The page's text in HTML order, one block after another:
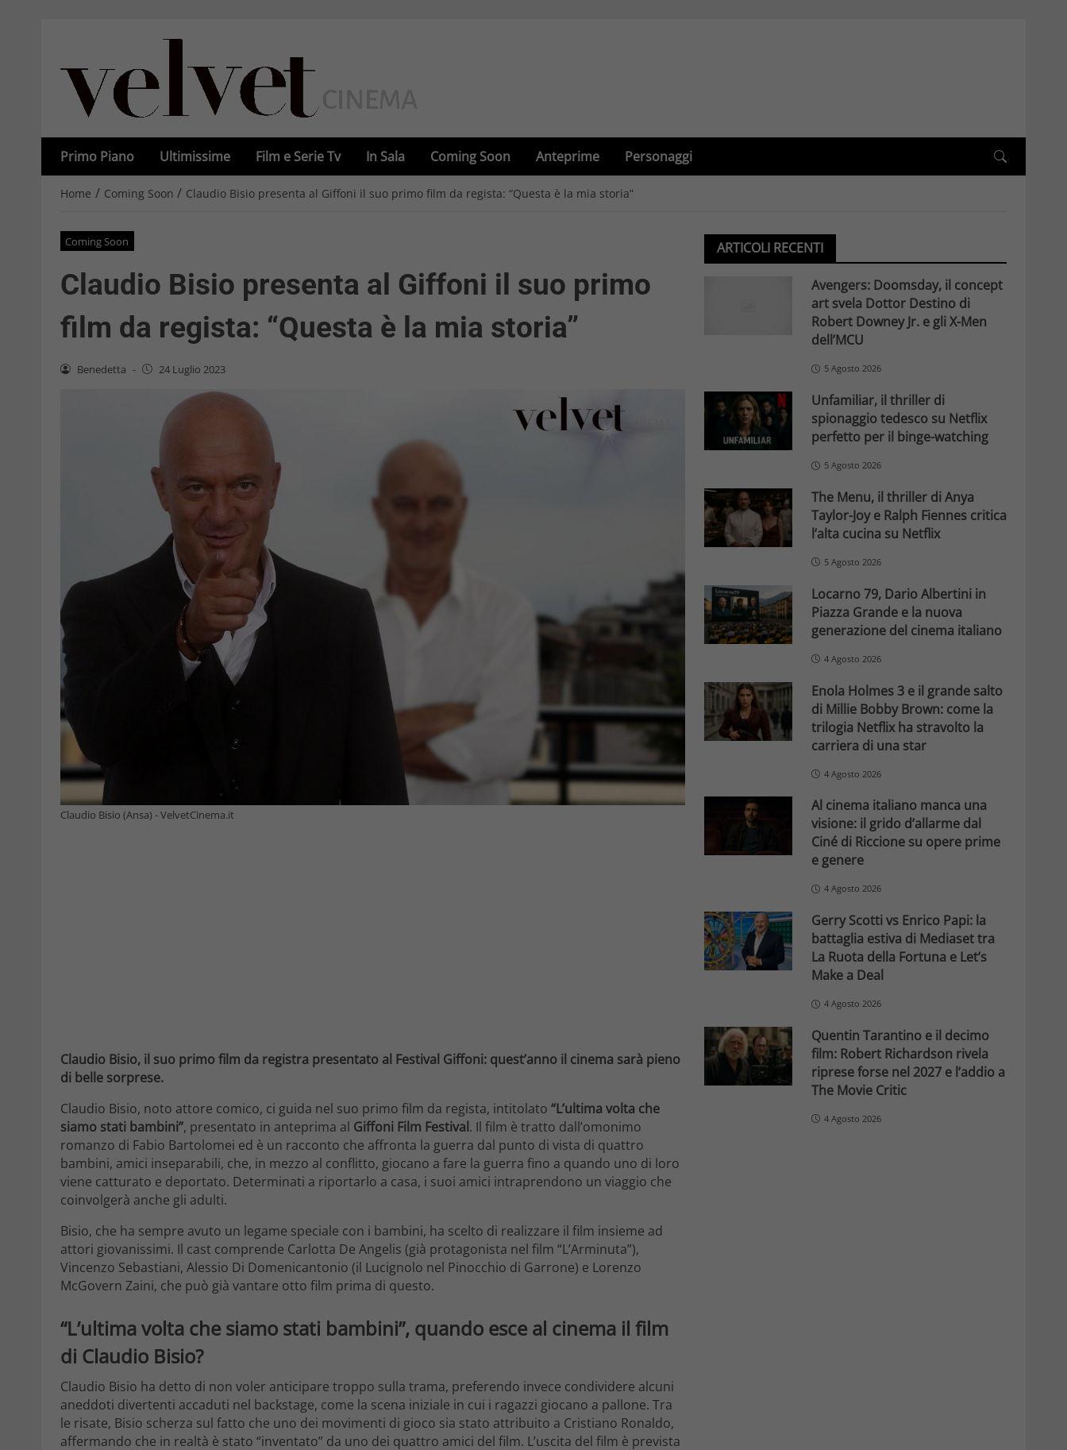
Primo Piano Ultimissime Film e Serie Tv In Sala Coming Soon Anteprime Personaggi
Home / Coming Soon / Claudio Bisio presenta al Giffoni il suo primo film da regista: “Questa è la mia storia”
Coming Soon
Claudio Bisio presenta al Giffoni il suo primo
film da regista: “Questa è la mia storia”
Benedetta - 24 Luglio 2023
Claudio Bisio (Ansa) - VelvetCinema.it
Claudio Bisio, il suo primo film da registra presentato al Festival Giffoni: quest’anno il cinema sarà pieno
di belle sorprese.
Claudio Bisio, noto attore comico, ci guida nel suo primo film da regista, intitolato “L’ultima volta che
siamo stati bambini”, presentato in anteprima al Giffoni Film Festival. Il film è tratto dall’omonimo
romanzo di Fabio Bartolomei ed è un racconto che affronta la guerra dal punto di vista di quattro
bambini, amici inseparabili, che, in mezzo al conflitto, giocano a fare la guerra fino a quando uno di loro
viene catturato e deportato. Determinati a riportarlo a casa, i suoi amici intraprendono un viaggio che
coinvolgerà anche gli adulti.
Bisio, che ha sempre avuto un legame speciale con i bambini, ha scelto di realizzare il film insieme ad
attori giovanissimi. Il cast comprende Carlotta De Angelis (già protagonista nel film “L’Arminuta”),
Vincenzo Sebastiani, Alessio Di Domenicantonio (il Lucignolo nel Pinocchio di Garrone) e Lorenzo
McGovern Zaini, che può già vantare otto film prima di questo.
“L’ultima volta che siamo stati bambini”, quando esce al cinema il film
di Claudio Bisio?
Claudio Bisio ha detto di non voler anticipare troppo sulla trama, preferendo invece condividere alcuni
aneddoti divertenti accaduti nel backstage, come la scena iniziale in cui i ragazzi giocano a pallone. Tra
le risate, Bisio scherza sul fatto che uno dei movimenti di gioco sia stato attribuito a Cristiano Ronaldo,
affermando che in realtà è stato “inventato” da uno dei quattro amici del film. L’uscita del film è prevista
ARTICOLI RECENTI
Avengers: Doomsday, il concept
art svela Dottor Destino di
Robert Downey Jr. e gli X-Men
dell’MCU
5 Agosto 2026
Unfamiliar, il thriller di
spionaggio tedesco su Netflix
perfetto per il binge-watching
5 Agosto 2026
The Menu, il thriller di Anya
Taylor-Joy e Ralph Fiennes critica
l’alta cucina su Netflix
5 Agosto 2026
Locarno 79, Dario Albertini in
Piazza Grande e la nuova
generazione del cinema italiano
4 Agosto 2026
Enola Holmes 3 e il grande salto
di Millie Bobby Brown: come la
trilogia Netflix ha stravolto la
carriera di una star
4 Agosto 2026
Al cinema italiano manca una
visione: il grido d’allarme dal
Ciné di Riccione su opere prime
e genere
4 Agosto 2026
Gerry Scotti vs Enrico Papi: la
battaglia estiva di Mediaset tra
La Ruota della Fortuna e Let’s
Make a Deal
4 Agosto 2026
Quentin Tarantino e il decimo
film: Robert Richardson rivela
riprese forse nel 2027 e l’addio a
The Movie Critic
4 Agosto 2026